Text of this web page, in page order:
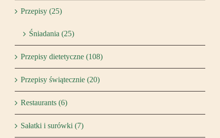
Przepisy (25)
Śniadania (25)
Przepisy dietetyczne (108)
Przepisy świątecznie (20)
Restaurants (6)
Sałatki i surówki (7)